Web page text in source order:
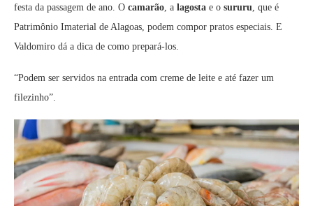
festa da passagem de ano. O camarão, a lagosta e o sururu, que é
Patrimônio Imaterial de Alagoas, podem compor pratos especiais. E
Valdomiro dá a dica de como prepará-los.
“Podem ser servidos na entrada com creme de leite e até fazer um
filezinho”.